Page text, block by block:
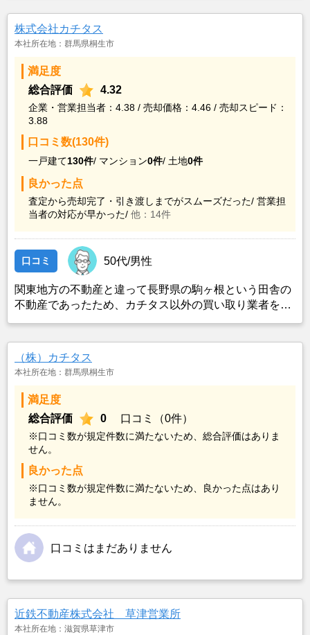
株式会社カチタス
本社所在地：群馬県桐生市
満足度
総合評価
4.32
企業・営業担当者：4.38 / 売却価格：4.46 / 売却スピード：
3.88
口コミ数(130件)
一戸建て130件/ マンション0件/ 土地0件
良かった点
査定から売却完了・引き渡しまでがスムーズだった/ 営業担
当者の対応が早かった/ 他：14件
口コミ 50代/男性
関東地方の不動産と違って長野県の駒ヶ根という田舎の
不動産であったため、カチタス以外の買い取り業者をみ
も空き家の状態で不動産を残しておけないと考えて売却
を決めた。
（株）カチタス
本社所在地：群馬県桐生市
満足度
総合評価
0 口コミ（0件）
※口コミ数が規定件数に満たないため、総合評価はありま
せん。
良かった点
※口コミ数が規定件数に満たないため、良かった点はあり
ません。
口コミはまだありません
近鉄不動産株式会社 草津営業所
本社所在地：滋賀県草津市